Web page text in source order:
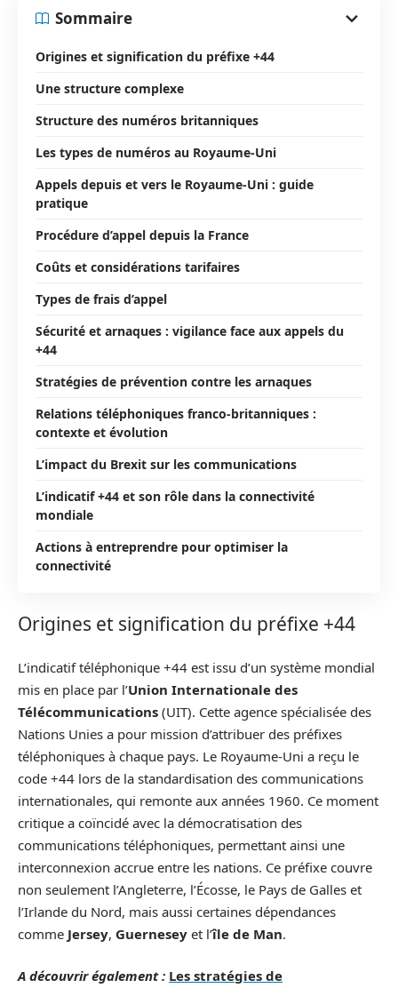
Sommaire
Origines et signification du préfixe +44
Une structure complexe
Structure des numéros britanniques
Les types de numéros au Royaume-Uni
Appels depuis et vers le Royaume-Uni : guide
pratique
Procédure d’appel depuis la France
Coûts et considérations tarifaires
Types de frais d’appel
Sécurité et arnaques : vigilance face aux appels du
+44
Stratégies de prévention contre les arnaques
Relations téléphoniques franco-britanniques :
contexte et évolution
L’impact du Brexit sur les communications
L’indicatif +44 et son rôle dans la connectivité
mondiale
Actions à entreprendre pour optimiser la
connectivité
Origines et signification du préfixe +44
L’indicatif téléphonique +44 est issu d’un système mondial
mis en place par l’Union Internationale des
Télécommunications (UIT). Cette agence spécialisée des
Nations Unies a pour mission d’attribuer des préfixes
téléphoniques à chaque pays. Le Royaume-Uni a reçu le
code +44 lors de la standardisation des communications
internationales, qui remonte aux années 1960. Ce moment
critique a coïncidé avec la démocratisation des
communications téléphoniques, permettant ainsi une
interconnexion accrue entre les nations. Ce préfixe couvre
non seulement l’Angleterre, l’Écosse, le Pays de Galles et
l’Irlande du Nord, mais aussi certaines dépendances
comme Jersey, Guernesey et l’île de Man.
A découvrir également : Les stratégies de